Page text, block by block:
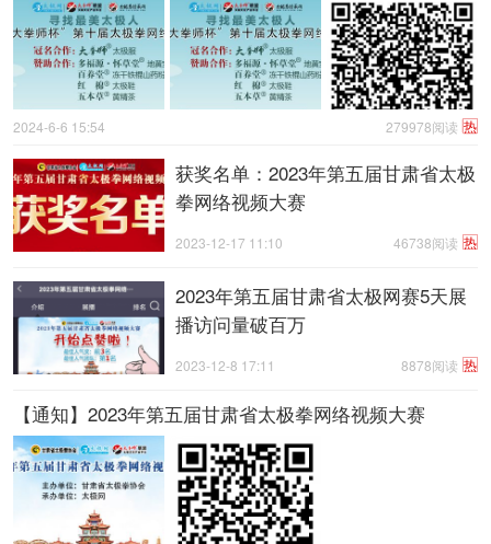
热
279978阅读
2024-6-6 15:54
获奖名单：2023年第五届甘肃省太极
拳网络视频大赛
热
46738阅读
2023-12-17 11:10
2023年第五届甘肃省太极网赛5天展
播访问量破百万
热
8878阅读
2023-12-8 17:11
【通知】2023年第五届甘肃省太极拳网络视频大赛